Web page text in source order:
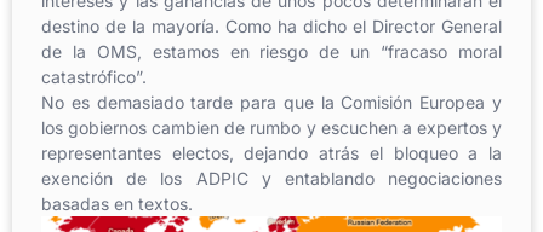
destino de la mayoría. Como ha dicho el Director General
de la OMS, estamos en riesgo de un “fracaso moral
catastrófico”.
No es demasiado tarde para que la Comisión Europea y
los gobiernos cambien de rumbo y escuchen a expertos y
representantes electos, dejando atrás el bloqueo a la
exención de los ADPIC y entablando negociaciones
basadas en textos.